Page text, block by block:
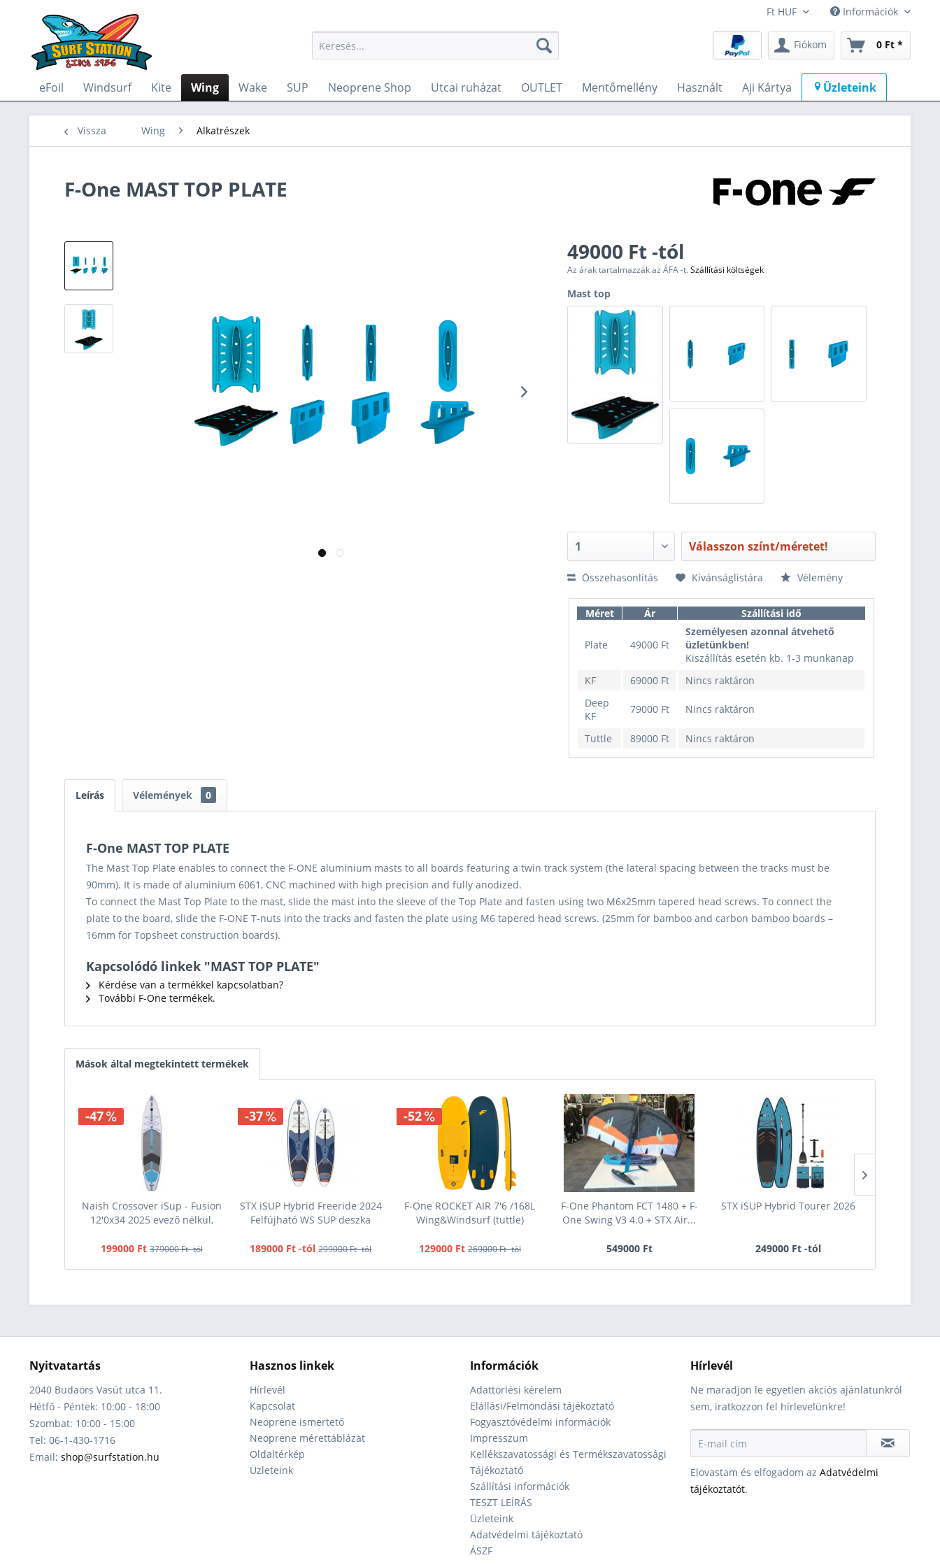
Információk
Fiókom 0 Ft *
eFoil Windsurf Kite Wing Wake SUP Neoprene Shop Utcai ruházat OUTLET Mentőmellény Használt Aji Kártya Üzleteink
Vissza Wing Alkatrészek
F-One MAST TOP PLATE
49000 Ft -tól
Az árak tartalmazzák az ÁFA -t.Szállítási költségek
Mast top
Válasszon színt/méretet!
Összehasonlítás Kívánságlistára Vélemény
Méret Ár Szállítási idő
Plate 49000 Ft
Személyesen azonnal átvehető
üzletünkben!
Kiszállítás esetén kb. 1-3 munkanap
KF
69000 Ft
Nincs raktáron
Deep
KF
79000 Ft Nincs raktáron
Tuttle 89000 Ft Nincs raktáron
Leírás Vélemények 0
F-One MAST TOP PLATE
The Mast Top Plate enables to connect the F-ONE aluminium masts to all boards featuring a twin track system (the lateral spacing between the tracks must be
90mm). It is made of aluminium 6061, CNC machined with high precision and fully anodized.
To connect the Mast Top Plate to the mast, slide the mast into the sleeve of the Top Plate and fasten using two M6x25mm tapered head screws. To connect the
plate to the board, slide the F-ONE T-nuts into the tracks and fasten the plate using M6 tapered head screws. (25mm for bamboo and carbon bamboo boards –
16mm for Topsheet construction boards).
Kapcsolódó linkek "MAST TOP PLATE"
Kérdése van a termékkel kapcsolatban?
További F-One termékek.
Mások által megtekintett termékek
-47
Naish Crossover iSup - Fusion
12'0x34 2025 evező nélkül,
199000 Ft 379000 Ft -tól
-37
STX iSUP Hybrid Freeride 2024
Felfújható WS SUP deszka
189000 Ft -tól 299000 Ft -tól
-52
F-One ROCKET AIR 7'6 /168L
Wing&Windsurf (tuttle)
129000 Ft 269000 Ft -tól
F-One Phantom FCT 1480 + F-
One Swing V3 4.0 + STX Air...
549000 Ft
STX iSUP Hybrid Tourer 2026
249000 Ft -tól
Nyitvatartás
2040 Budaörs Vasút utca 11.
Hétfő - Péntek: 10:00 - 18:00
Szombat: 10:00 - 15:00
Tel: 06-1-430-1716
Email: shop@surfstation.hu
Hasznos linkek
Hírlevél
Kapcsolat
Neoprene ismertető
Neoprene mérettáblázat
Oldaltérkép
Üzleteink
Információk
Adattörlési kérelem
Elállási/Felmondási tájékoztató
Fogyasztóvédelmi információk
Impresszum
Kellékszavatossági és Termékszavatossági
Tájékoztató
Szállítási információk
TESZT LEÍRÁS
Üzleteink
Adatvédelmi tájékoztató
ÁSZF
Hírlevél
Ne maradjon le egyetlen akciós ajánlatunkról
sem, iratkozzon fel hírlevelünkre!
Elovastam és elfogadom az Adatvédelmi
tájékoztatót.